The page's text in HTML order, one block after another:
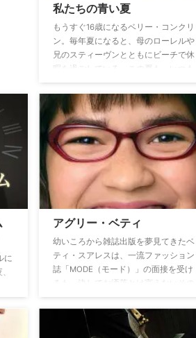
私たちの青い夏
もうすぐ16歳になるベリー・コンクリ
ン。毎年夏になると、母のローレルや
兄のスティーヴンとともにビーチで休
暇を過ごしている。この夏も、いつも
幼馴染みの兄弟コンラッド＆エレミヤ
と再会を果たす。ベリーのことを妹の
ように可愛がっていた兄弟は、成長し
た彼女の姿を目の当たりにして次第に
惹かれるように。初恋、失恋、三角関
係…魔法のようなひと夏の恋物語が描
かれる。
に
アグリー・ベティ
幼いころから雑誌出版を夢見てきたベ
ティ・スアレスは、一流ファッション
誌「MODE（モード）」の面接を受け
るも、決してお洒落とは言えないその
い返されてしまう。同じ日に恋人にも
フラれてしまったことから失意に暮れ